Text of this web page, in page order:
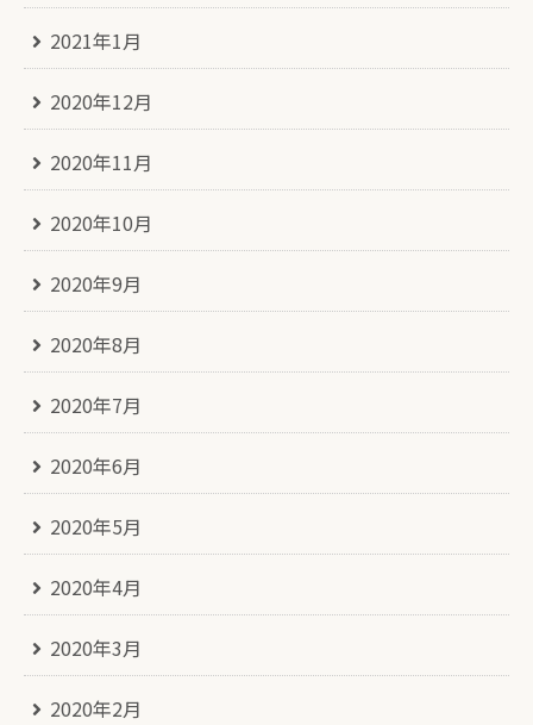
2021年1月
2020年12月
2020年11月
2020年10月
2020年9月
2020年8月
2020年7月
2020年6月
2020年5月
2020年4月
2020年3月
2020年2月